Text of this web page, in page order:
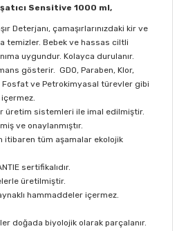
Sensitive 1000 ml,
Deterjanı, çamaşırlarınızdaki kir ve
temizler. Bebek ve hassas ciltli
uygundur. Kolayca durulanır.
gösterir. GDO, Paraben, Klor,
Fosfat ve Petrokimyasal türevler gibi
üretim sistemleri ile imal edilmiştir.
ve onaylanmıştır.
tüm aşamalar ekolojik
sertifikalıdır.
üretilmiştir.
hammaddeler içermez.
doğada biyolojik olarak parçalanır.